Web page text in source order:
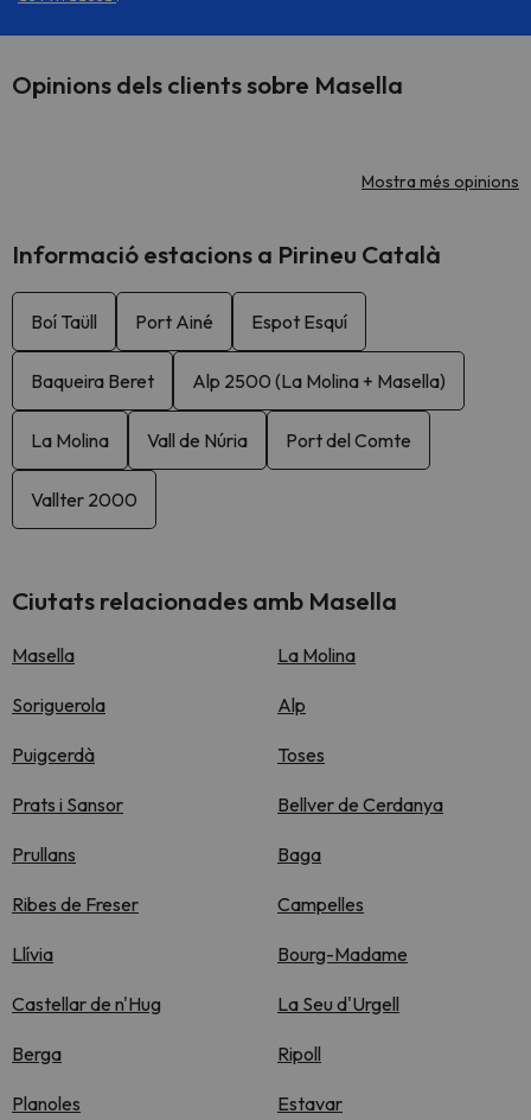
Opinions dels clients sobre Masella
Mostra més opinions
Informació estacions a Pirineu Català
Boí Taüll Port Ainé Espot Esquí
Baqueira Beret Alp 2500 (La Molina + Masella)
La Molina Vall de Núria Port del Comte
Vallter 2000
Ciutats relacionades amb Masella
Masella La Molina
Soriguerola Alp
Puigcerdà Toses
Prats i Sansor Bellver de Cerdanya
Prullans Baga
Ribes de Freser Campelles
Llívia Bourg-Madame
Castellar de n'Hug La Seu d'Urgell
Berga Ripoll
Planoles Estavar